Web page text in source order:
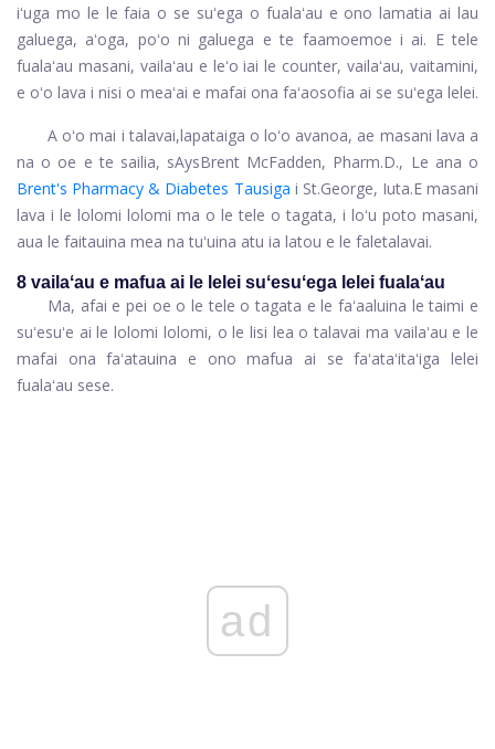
iʻuga mo le le faia o se suʻega o fualaʻau e ono lamatia ai lau
galuega, aʻoga, poʻo ni galuega e te faamoemoe i ai. E tele
fualaʻau masani, vailaʻau e leʻo iai le counter, vailaʻau, vaitamini,
e oʻo lava i nisi o meaʻai e mafai ona faʻaosofia ai se suʻega lelei.
A oʻo mai i talavai,lapataiga o loʻo avanoa, ae masani lava a
na o oe e te sailia, sAysBrent McFadden, Pharm.D., Le ana o
Brent's Pharmacy & Diabetes Tausiga i St.George, Iuta.E masani
lava i le lolomi lolomi ma o le tele o tagata, i loʻu poto masani,
aua le faitauina mea na tuʻuina atu ia latou e le faletalavai.
8 vailaʻau e mafua ai le lelei suʻesuʻega lelei fualaʻau
Ma, afai e pei oe o le tele o tagata e le faʻaaluina le taimi e
suʻesuʻe ai le lolomi lolomi, o le lisi lea o talavai ma vailaʻau e le
mafai ona faʻatauina e ono mafua ai se faʻataʻitaʻiga lelei
fualaʻau sese.
ad